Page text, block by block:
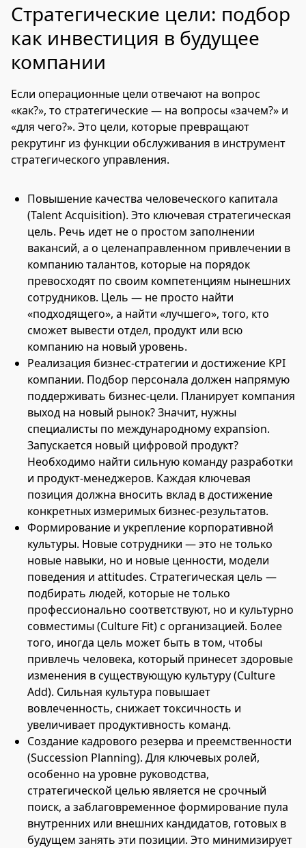
Стратегические цели: подбор
как инвестиция в будущее
компании
Если операционные цели отвечают на вопрос
«как?», то стратегические — на вопросы «зачем?» и
«для чего?». Это цели, которые превращают
рекрутинг из функции обслуживания в инструмент
стратегического управления.
Повышение качества человеческого капитала
(Talent Acquisition). Это ключевая стратегическая
цель. Речь идет не о простом заполнении
вакансий, а о целенаправленном привлечении в
компанию талантов, которые на порядок
превосходят по своим компетенциям нынешних
сотрудников. Цель — не просто найти
«подходящего», а найти «лучшего», того, кто
сможет вывести отдел, продукт или всю
компанию на новый уровень.
Реализация бизнес-стратегии и достижение KPI
компании. Подбор персонала должен напрямую
поддерживать бизнес-цели. Планирует компания
выход на новый рынок? Значит, нужны
специалисты по международному expansion.
Запускается новый цифровой продукт?
Необходимо найти сильную команду разработки
и продукт-менеджеров. Каждая ключевая
позиция должна вносить вклад в достижение
конкретных измеримых бизнес-результатов.
Формирование и укрепление корпоративной
культуры. Новые сотрудники — это не только
новые навыки, но и новые ценности, модели
поведения и attitudes. Стратегическая цель —
подбирать людей, которые не только
профессионально соответствуют, но и культурно
совместимы (Culture Fit) с организацией. Более
того, иногда цель может быть в том, чтобы
привлечь человека, который принесет здоровые
изменения в существующую культуру (Culture
Add). Сильная культура повышает
вовлеченность, снижает токсичность и
увеличивает продуктивность команд.
Создание кадрового резерва и преемственности
(Succession Planning). Для ключевых ролей,
особенно на уровне руководства,
стратегической целью является не срочный
поиск, а заблаговременное формирование пула
внутренних или внешних кандидатов, готовых в
будущем занять эти позиции. Это минимизирует